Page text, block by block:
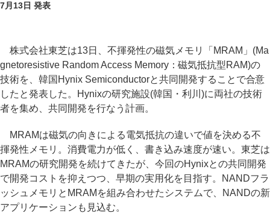
7月13日 発表
株式会社東芝は13日、不揮発性の磁気メモリ「MRAM」(Ma
gnetoresistive Random Access Memory：磁気抵抗型RAM)の
技術を、韓国Hynix Semiconductorと共同開発することで合意
したと発表した。Hynixの研究施設(韓国・利川)に両社の技術
者を集め、共同開発を行なう計画。
MRAMは磁気の向きによる電気抵抗の違いで値を決める不
揮発性メモリ。消費電力が低く、書き込み速度が速い。東芝は
MRAMの研究開発を続けてきたが、今回のHynixとの共同開発
で開発コストを抑えつつ、早期の実用化を目指す。NANDフラ
ッシュメモリとMRAMを組み合わせたシステムで、NANDの新
アプリケーションも見込む。